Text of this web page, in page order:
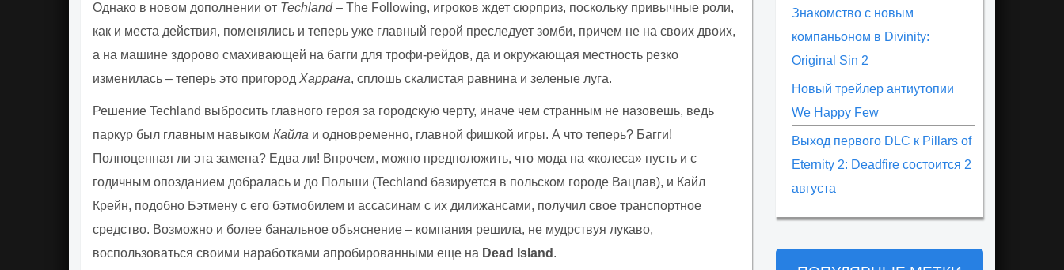
Однако в новом дополнении от Techland– The Following, игроков ждет сюрприз, поскольку привычные роли,
как и места действия, поменялись и теперь уже главный герой преследует зомби, причем не на своих двоих,
а на машине здорово смахивающей на багги для трофи-рейдов, да и окружающая местность резко
изменилась – теперь это пригород Харрана, сплошь скалистая равнина и зеленые луга.
Решение Techland выбросить главного героя за городскую черту, иначе чем странным не назовешь, ведь
паркур был главным навыком Кайла и одновременно, главной фишкой игры. А что теперь? Багги!
Полноценная ли эта замена? Едва ли! Впрочем, можно предположить, что мода на «колеса» пусть и с
годичным опозданием добралась и до Польши (Techland базируется в польском городе Вацлав), и Кайл
Крейн, подобно Бэтмену с его бэтмобилем и ассасинам с их дилижансами, получил свое транспортное
средство. Возможно и более банальное объяснение – компания решила, не мудрствуя лукаво,
воспользоваться своими наработками апробированными еще на Dead Island .
Знакомство с новым
компаньоном в Divinity:
Original Sin 2
Новый трейлер антиутопии
We Happy Few
Выход первого DLC к Pillars of
Eternity 2: Deadfire состоится 2
августа